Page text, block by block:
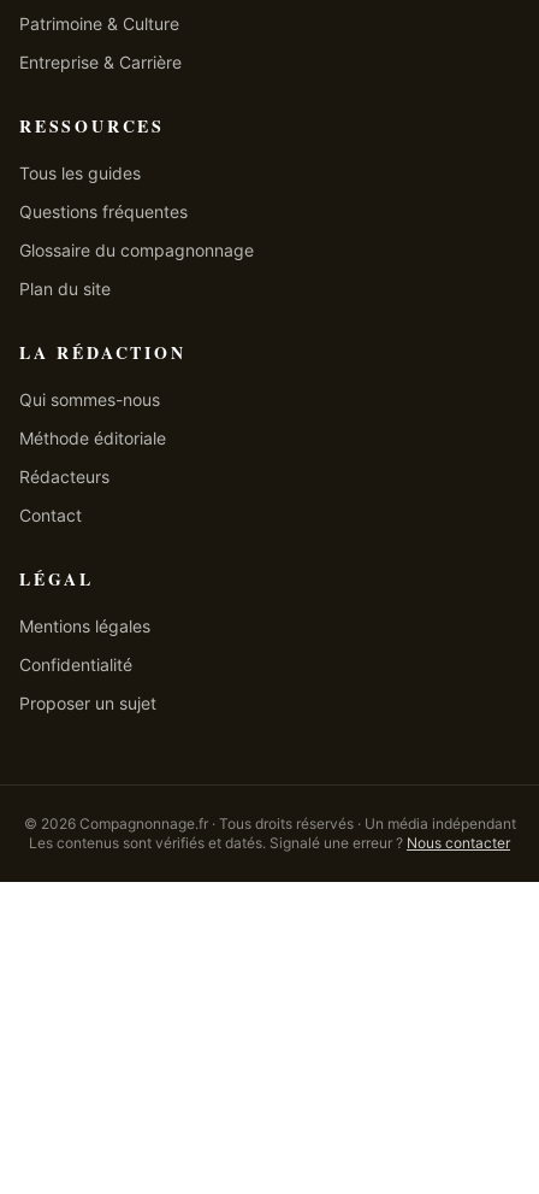
Patrimoine & Culture
Entreprise & Carrière
RESSOURCES
Tous les guides
Questions fréquentes
Glossaire du compagnonnage
Plan du site
LA RÉDACTION
Qui sommes-nous
Méthode éditoriale
Rédacteurs
Contact
LÉGAL
Mentions légales
Confidentialité
Proposer un sujet
© 2026Compagnonnage.fr · Tous droits réservés · Un média indépendant
Les contenus sont vérifiés et datés. Signalé une erreur ? Nous contacter